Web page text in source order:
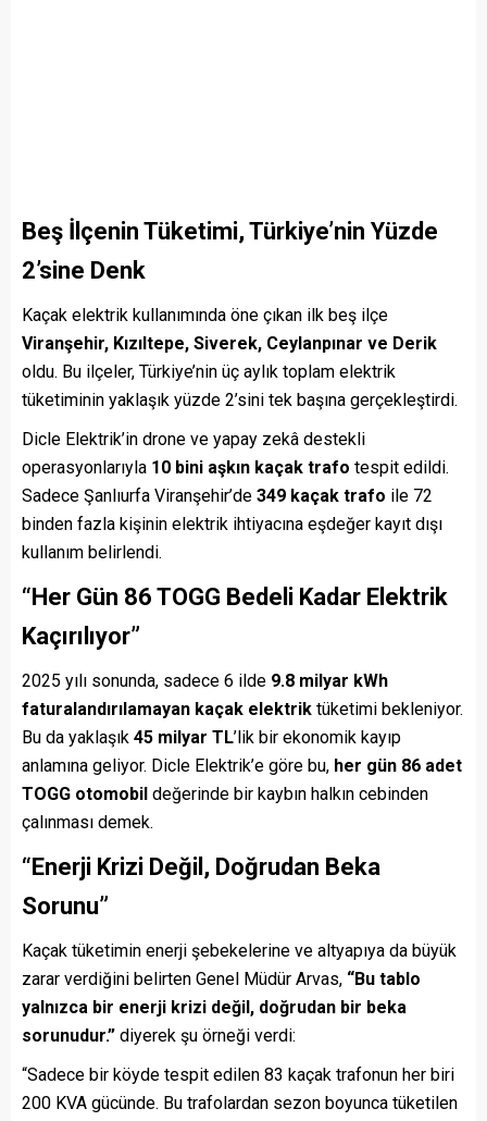
Beş İlçenin Tüketimi, Türkiye’nin Yüzde
2’sine Denk
Kaçak elektrik kullanımında öne çıkan ilk beş ilçe
Viranşehir, Kızıltepe, Siverek, Ceylanpınar ve Derik
oldu. Bu ilçeler, Türkiye’nin üç aylık toplam elektrik
tüketiminin yaklaşık yüzde 2’sini tek başına gerçekleştirdi.
Dicle Elektrik’in drone ve yapay zekâ destekli
operasyonlarıyla 10 bini aşkın kaçak trafo tespit edildi.
Sadece Şanlıurfa Viranşehir’de 349 kaçak trafo ile 72
binden fazla kişinin elektrik ihtiyacına eşdeğer kayıt dışı
kullanım belirlendi.
“Her Gün 86 TOGG Bedeli Kadar Elektrik
Kaçırılıyor”
2025 yılı sonunda, sadece 6 ilde 9.8 milyar kWh
faturalandırılamayan kaçak elektrik tüketimi bekleniyor.
Bu da yaklaşık 45 milyar TL’lik bir ekonomik kayıp
anlamına geliyor. Dicle Elektrik’e göre bu, her gün 86 adet
TOGG otomobil değerinde bir kaybın halkın cebinden
çalınması demek.
“Enerji Krizi Değil, Doğrudan Beka
Sorunu”
Kaçak tüketimin enerji şebekelerine ve altyapıya da büyük
zarar verdiğini belirten Genel Müdür Arvas, “Bu tablo
yalnızca bir enerji krizi değil, doğrudan bir beka
sorunudur.” diyerek şu örneği verdi:
“Sadece bir köyde tespit edilen 83 kaçak trafonun her biri
200 KVA gücünde. Bu trafolardan sezon boyunca tüketilen